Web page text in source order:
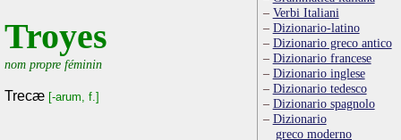
Troyes
nom propre féminin
Trecæ [-arum, f.]
Verbi Italiani
Dizionario-latino
Dizionario greco antico
Dizionario francese
Dizionario inglese
Dizionario tedesco
Dizionario spagnolo
Dizionario
greco moderno